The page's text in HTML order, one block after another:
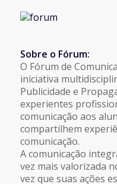
Sobre o Fórum:
O Fórum de
iniciativa
Publicidade e
experientes
comunicação aos
compartilhem
comunicação.
A comunicação
vez mais valorizada
vez que suas ações